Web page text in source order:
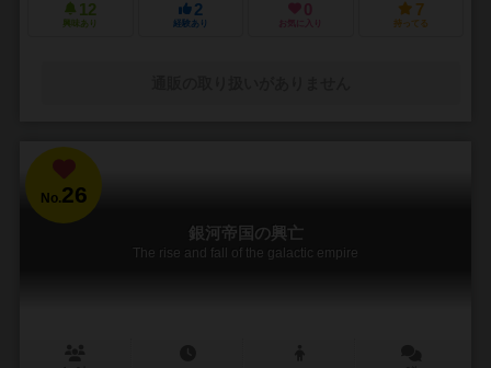
12
興味あり
2
経験あり
0
お気に入り
7
持ってる
No.26
銀河帝国の興亡
The rise and fall of the galactic empire